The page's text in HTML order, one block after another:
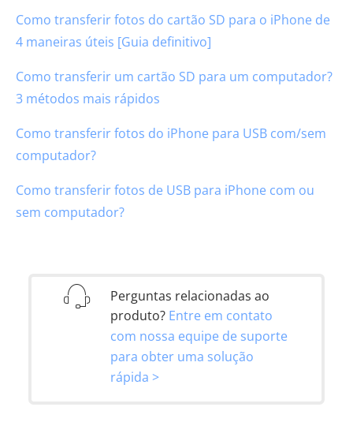
Como transferir fotos do cartão SD para o iPhone de
4 maneiras úteis [Guia definitivo]
Como transferir um cartão SD para um computador?
3 métodos mais rápidos
Como transferir fotos do iPhone para USB com/sem
computador?
Como transferir fotos de USB para iPhone com ou
sem computador?
Perguntas relacionadas ao
produto? Entre em contato
com nossa equipe de suporte
para obter uma solução
rápida >